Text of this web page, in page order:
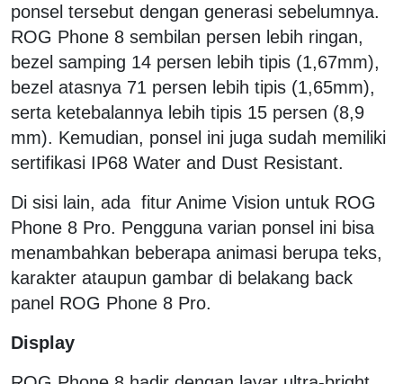
ponsel tersebut dengan generasi sebelumnya.
ROG Phone 8 sembilan persen lebih ringan,
bezel samping 14 persen lebih tipis (1,67mm),
bezel atasnya 71 persen lebih tipis (1,65mm),
serta ketebalannya lebih tipis 15 persen (8,9
mm). Kemudian, ponsel ini juga sudah memiliki
sertifikasi IP68 Water and Dust Resistant.
Di sisi lain, ada fitur Anime Vision untuk ROG
Phone 8 Pro. Pengguna varian ponsel ini bisa
menambahkan beberapa animasi berupa teks,
karakter ataupun gambar di belakang back
panel ROG Phone 8 Pro.
Display